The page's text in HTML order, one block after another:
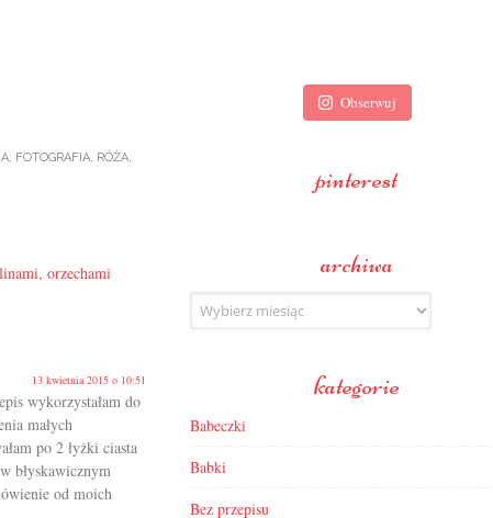
, FOTOGRAFIA, RÓŻA,
orzechami
13 kwietnia 2015 o 10:51
wykorzystałam do
małych
po 2 łyżki ciasta
błyskawicznym
od moich
Obserwuj
pinterest
archiwa
Archiwa
kategorie
Babeczki
Babki
Bez przepisu